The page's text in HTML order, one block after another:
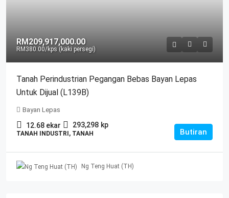
RM209,917,000.00
RM380.00/kps (kaki persegi)
Tanah Perindustrian Pegangan Bebas Bayan Lepas
Untuk Dijual (L139B)
Bayan Lepas
12.68 ekar 293,298 kp
TANAH INDUSTRI, TANAH Butiran
Ng Teng Huat (TH)